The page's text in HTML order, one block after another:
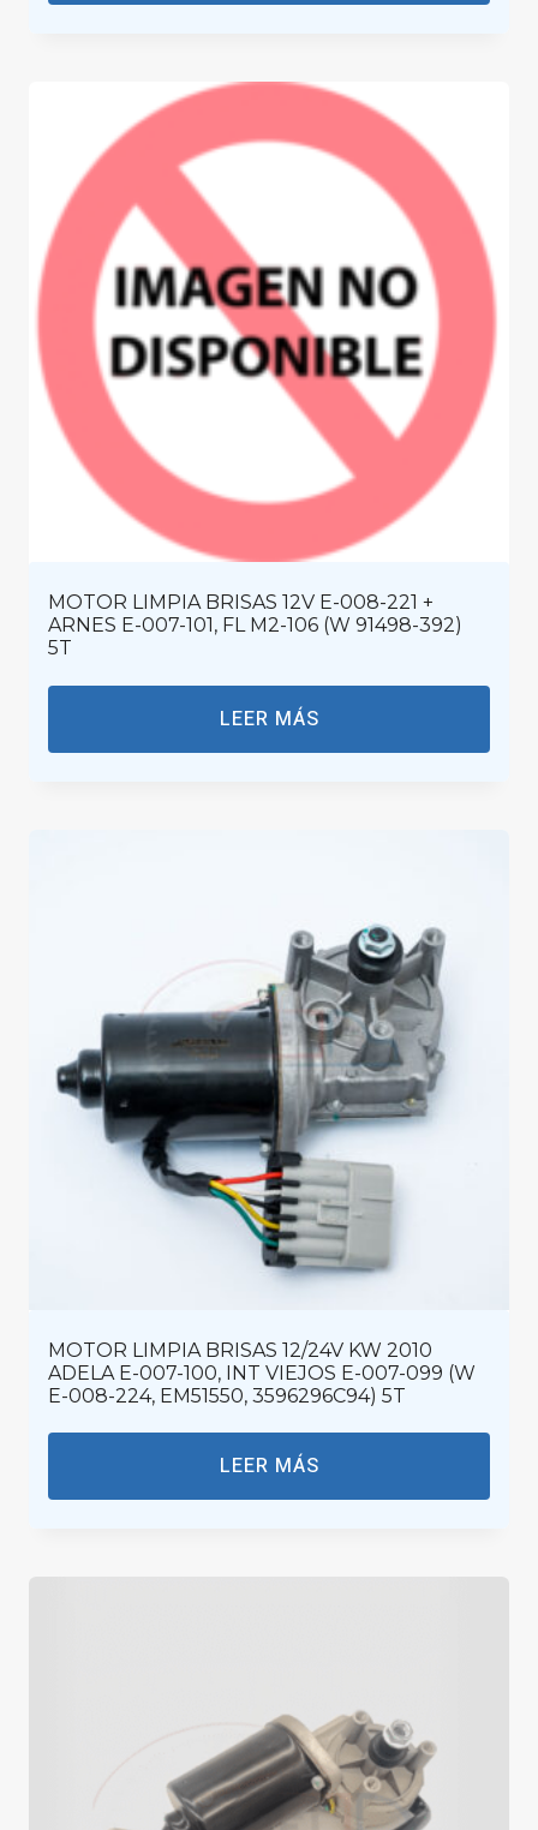
MOTOR LIMPIA BRISAS 12V E-008-221 +
ARNES E-007-101, FL M2-106 (W 91498-392)
5T
LEER MÁS
MOTOR LIMPIA BRISAS 12/24V KW 2010
ADELA E-007-100, INT VIEJOS E-007-099 (W
E-008-224, EM51550, 3596296C94) 5T
LEER MÁS